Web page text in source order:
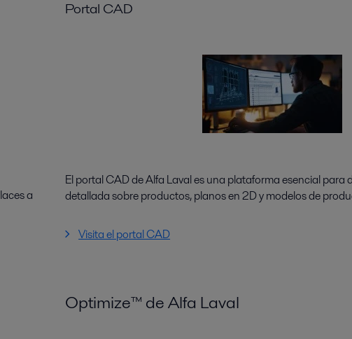
a
Portal CAD
El portal CAD de Alfa Laval es una plataforma esencial para
detallada sobre productos, planos en 2D y modelos de
Visita el portal CAD
Optimize™ de Alfa Laval